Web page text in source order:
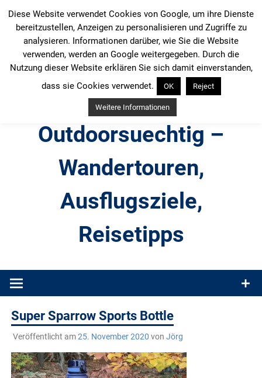
Inhalt
springen
Outdoorsuechtig –
Wandertouren,
Ausflugsziele,
Reisetipps
Produkttests und Buchrezensionen. Ein Blog für alle, die gern
Super Sparrow Sports Bottle
Veröffentlicht am25. November 2020 von Jörg
Diese Website verwendet Cookies von Google, um ihre Dienste
bereitzustellen, Anzeigen zu personalisieren und Zugriffe zu
analysieren. Informationen darüber, wie Sie die Website
verwenden, werden an Google weitergegeben. Durch die
Nutzung dieser Website erklären Sie sich damit einverstanden,
dass sie Cookies verwendet.
OK Reject
Weitere Informationen